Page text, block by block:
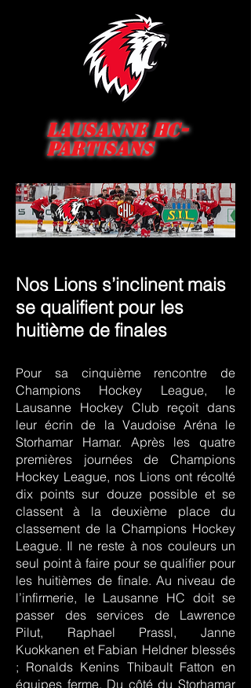
Lausanne HC-
Partisans
Nos Lions s’inclinent mais
se qualifient pour les
huitième de finales
Pour sa cinquième rencontre de
Champions Hockey League, le
Lausanne Hockey Club reçoit dans
leur écrin de la Vaudoise Aréna le
Storhamar Hamar. Après les quatre
premières journées de Champions
Hockey League, nos Lions ont récolté
dix points sur douze possible et se
classent à la deuxième place du
classement de la Champions Hockey
League. Il ne reste à nos couleurs un
seul point à faire pour se qualifier pour
les huitièmes de finale. Au niveau de
l’infirmerie, le Lausanne HC doit se
passer des services de Lawrence
Pilut, Raphael Prassl, Janne
Kuokkanen et Fabian Heldner blessés
; Ronalds Kenins Thibault Fatton en
équipes ferme. Du côté du Storhamar